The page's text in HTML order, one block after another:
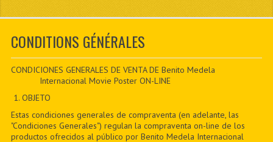
MON COPTE
CONTACTER
PDF BOOKS
CONDITIONS GÉNÉRALES
CONDICIONES GENERALES DE VENTA DE Benito Medela
Internacional Movie Poster ON-LINE
1. OBJETO
Estas condiciones generales de compraventa (en adelante, las
"Condiciones Generales") regulan la compraventa on-line de los
productos ofrecidos al público por Benito Medela Internacional